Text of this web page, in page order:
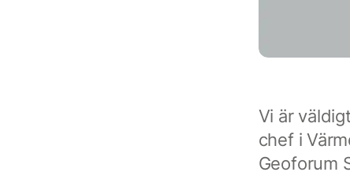
Vi är
chef i
Geoforum